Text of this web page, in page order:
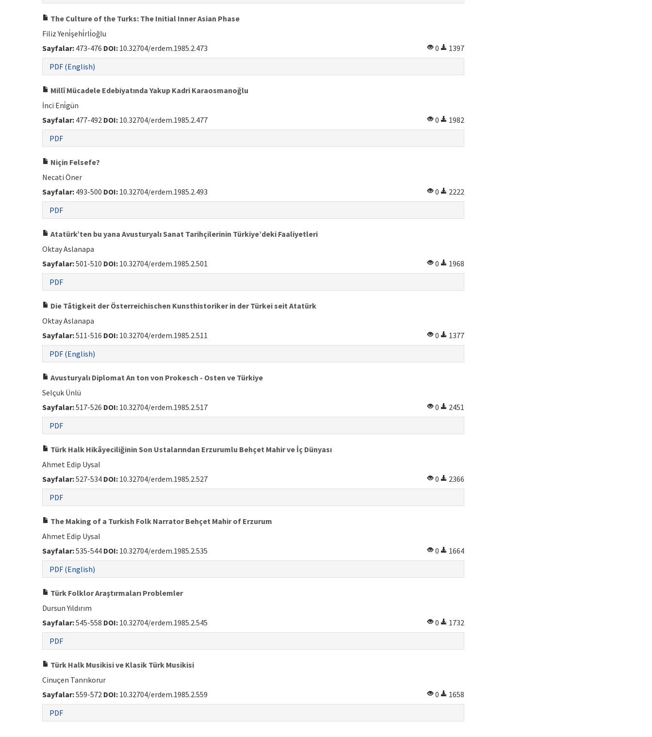
The Culture of the Turks: The Initial Inner Asian Phase
Filiz Yeni̇şehi̇rli̇oğlu
Sayfalar: 473-476 DOI: 10.32704/erdem.1985.2.473 0
1397
PDF (English)
Millî Mücadele Edebiyatında Yakup Kadri Karaosmanoğlu
İnci Eni̇gün
Sayfalar: 477-492 DOI: 10.32704/erdem.1985.2.477 0
1982
PDF
Niçin Felsefe?
Necati Öner
Sayfalar: 493-500 DOI: 10.32704/erdem.1985.2.493 0
2222
PDF
Atatürk’ten bu yana Avusturyalı Sanat Tarihçilerinin Türkiye’deki Faaliyetleri
Oktay Aslanapa
Sayfalar:501-510 DOI: 10.32704/erdem.1985.2.501 0
1968
PDF
Die Tâtigkeit der Österreichischen Kunsthistoriker in der Türkei seit Atatürk
Oktay Aslanapa
Sayfalar:511-516 DOI: 10.32704/erdem.1985.2.511 0
1377
PDF (English)
Avusturyalı Diplomat An ton von Prokesch - Osten ve Türkiye
Selçuk Ünlü
Sayfalar:517-526 DOI: 10.32704/erdem.1985.2.517 0
2451
PDF
Türk Halk Hikâyeciliğinin Son Ustalarından Erzurumlu Behçet Mahir ve İç Dünyası
Ahmet Edip Uysal
Sayfalar:527-534 DOI: 10.32704/erdem.1985.2.527 0
2366
PDF
The Making of a Turkish Folk Narrator Behçet Mahir of Erzurum
Ahmet Edip Uysal
Sayfalar:535-544 DOI: 10.32704/erdem.1985.2.535 0
1664
PDF (English)
Türk Folklor Araştırmaları Problemler
Dursun Yıldırım
Sayfalar:545-558 DOI: 10.32704/erdem.1985.2.545 0
1732
PDF
Türk Halk Musikisi ve Klasik Türk Musikisi
Cinuçen Tanrıkorur
Sayfalar:559-572 DOI: 10.32704/erdem.1985.2.559 0
1658
PDF